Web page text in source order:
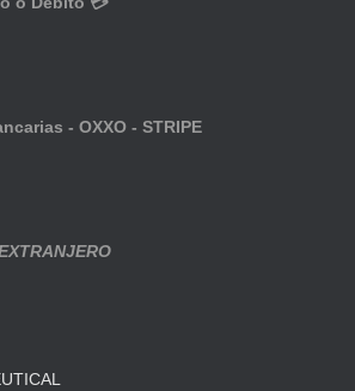
- OXXO - STRIPE